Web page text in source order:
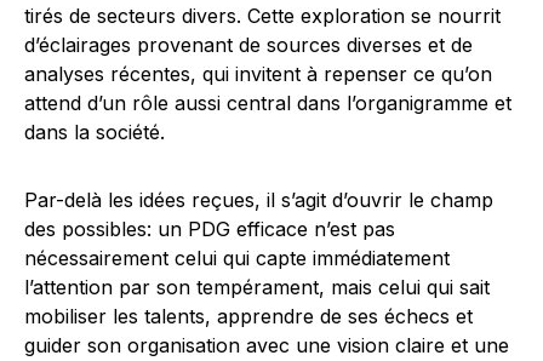
tirés de secteurs divers. Cette exploration se nourrit
d’éclairages provenant de sources diverses et de
analyses récentes, qui invitent à repenser ce qu’on
attend d’un rôle aussi central dans l’organigramme et
dans la société.
Par-delà les idées reçues, il s’agit d’ouvrir le champ
des possibles: un PDG efficace n’est pas
nécessairement celui qui capte immédiatement
l’attention par son tempérament, mais celui qui sait
mobiliser les talents, apprendre de ses échecs et
guider son organisation avec une vision claire et une